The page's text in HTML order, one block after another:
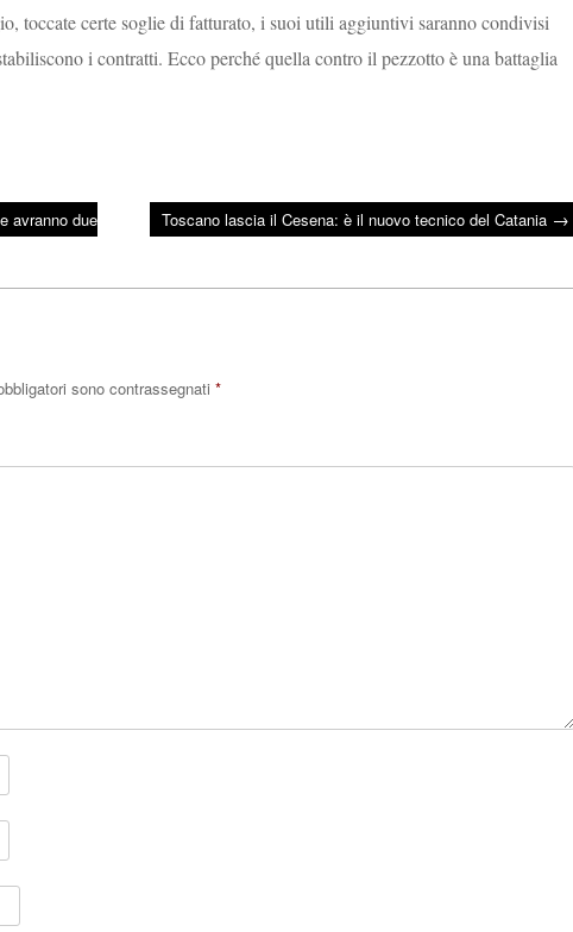
toccate certe soglie di fatturato, i suoi utili aggiuntivi saranno condivisi
i contratti. Ecco perché quella contro il pezzotto è una battaglia
avranno due
Toscano lascia il Cesena: è il nuovo tecnico del Catania →
sono contrassegnati *